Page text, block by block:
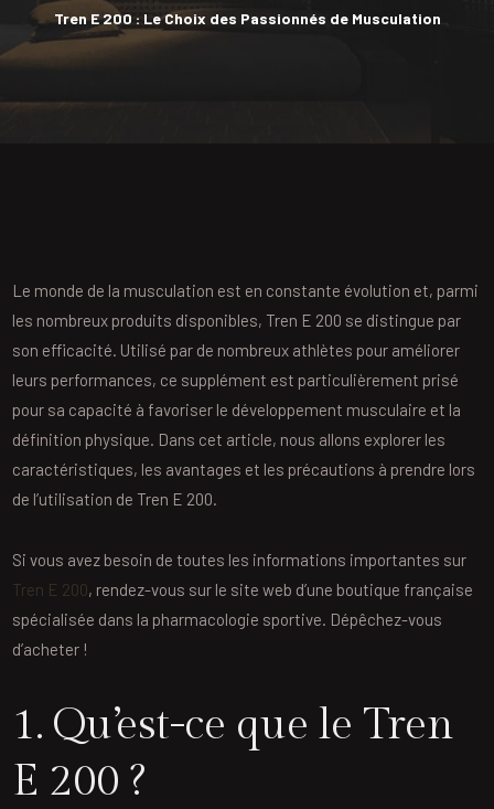
Tren E 200 : Le Choix des Passionnés de Musculation
Le monde de la musculation est en constante évolution et, parmi
les nombreux produits disponibles, Tren E 200 se distingue par
son efficacité. Utilisé par de nombreux athlètes pour améliorer
leurs performances, ce supplément est particulièrement prisé
pour sa capacité à favoriser le développement musculaire et la
définition physique. Dans cet article, nous allons explorer les
caractéristiques, les avantages et les précautions à prendre lors
de l’utilisation de Tren E 200.
Si vous avez besoin de toutes les informations importantes sur
Tren E 200, rendez-vous sur le site web d’une boutique française
spécialisée dans la pharmacologie sportive. Dépêchez-vous
d’acheter !
1. Qu’est-ce que le Tren
E 200 ?